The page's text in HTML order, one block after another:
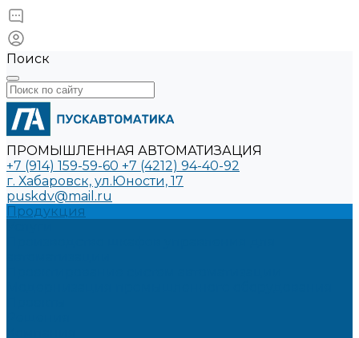
Поиск
ПРОМЫШЛЕННАЯ АВТОМАТИЗАЦИЯ
+7 (914) 159-59-60 +7 (4212) 94-40-92
г. Хабаровск, ул.Юности, 17
puskdv@mail.ru
Продукция